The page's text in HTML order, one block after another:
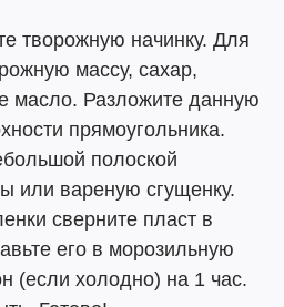
творожную начинку. Для
массу, сахар,
масло. Разложите данную
прямоугольника.
полоской
или вареную сгущенку.
сверните пласт в
его в морозильную
(если холодно) на 1 час.